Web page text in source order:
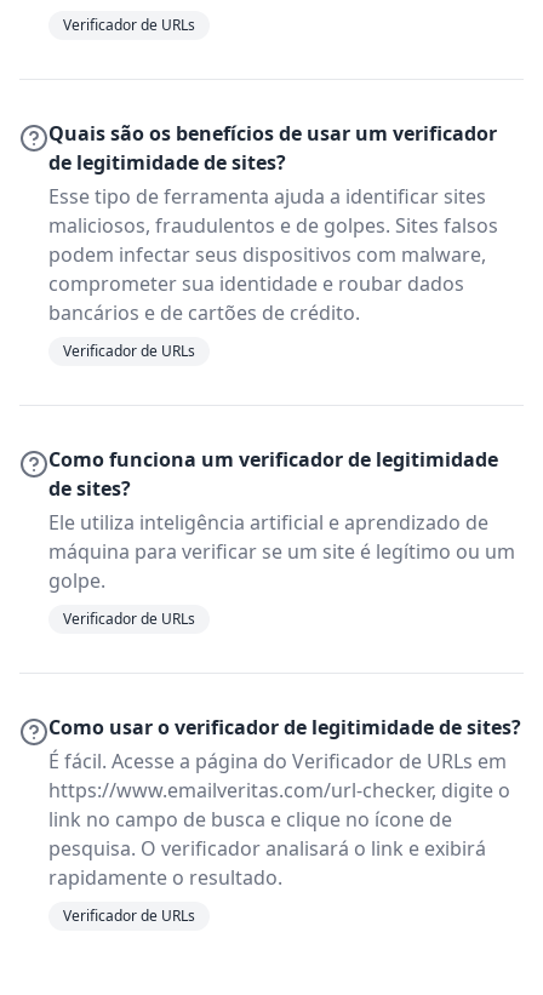
Verificador de URLs
Quais são os benefícios de usar um verificador
de legitimidade de sites?
Esse tipo de ferramenta ajuda a identificar sites
maliciosos, fraudulentos e de golpes. Sites falsos
podem infectar seus dispositivos com malware,
comprometer sua identidade e roubar dados
bancários e de cartões de crédito.
Verificador de URLs
Como funciona um verificador de legitimidade
de sites?
Ele utiliza inteligência artificial e aprendizado de
máquina para verificar se um site é legítimo ou um
golpe.
Verificador de URLs
Como usar o verificador de legitimidade de sites?
É fácil. Acesse a página do Verificador de URLs em
https://www.emailveritas.com/url-checker, digite o
link no campo de busca e clique no ícone de
pesquisa. O verificador analisará o link e exibirá
rapidamente o resultado.
Verificador de URLs